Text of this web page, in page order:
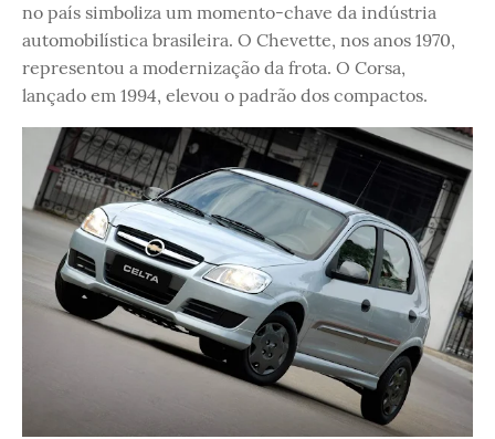
no país simboliza um momento-chave da indústria
automobilística brasileira. O Chevette, nos anos 1970,
representou a modernização da frota. O Corsa,
lançado em 1994, elevou o padrão dos compactos.